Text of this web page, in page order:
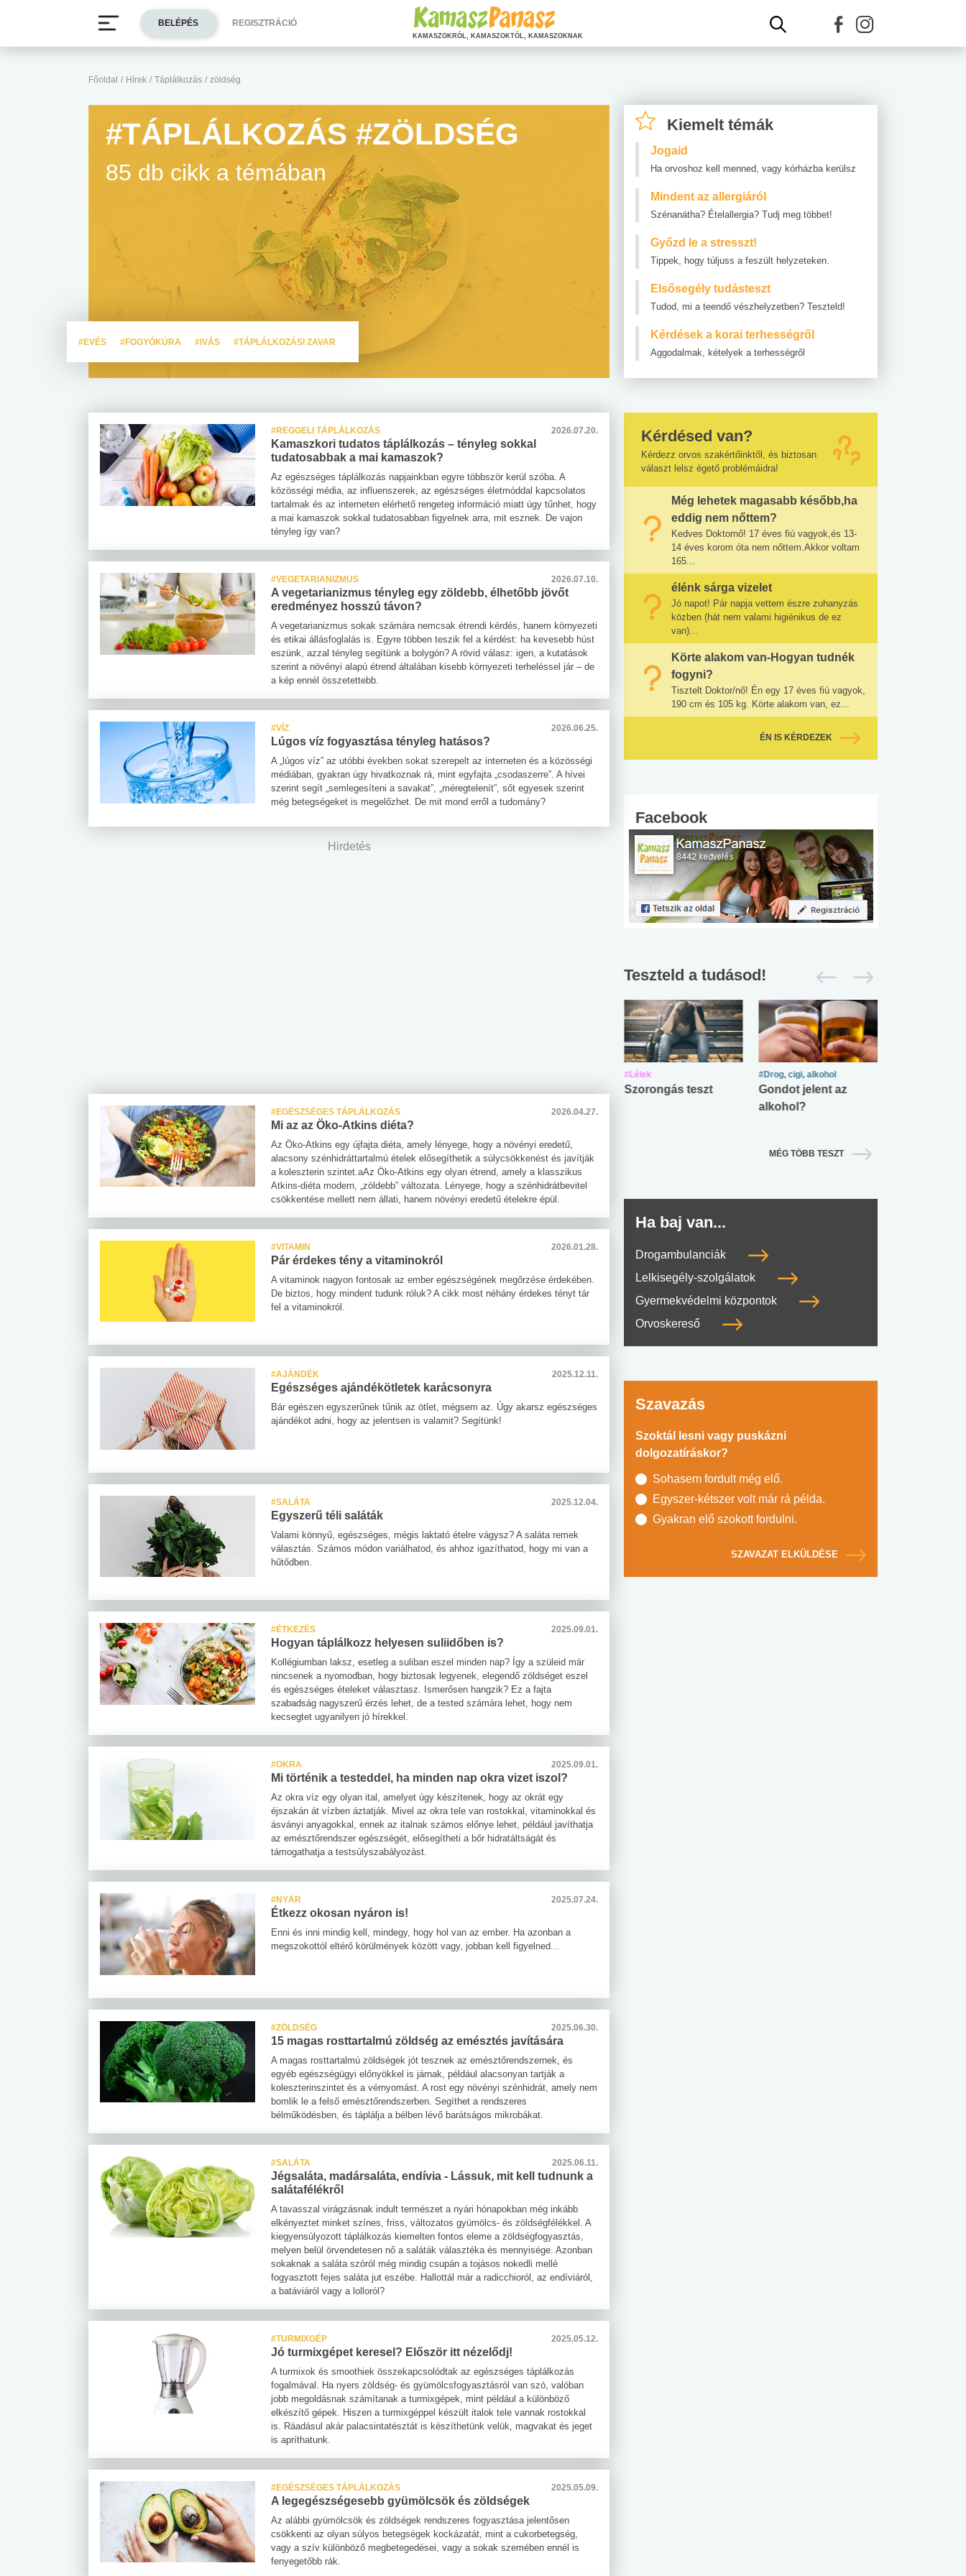
Főoldal / Hírek / Táplálkozás / zöldség
#TÁPLÁLKOZÁS #ZÖLDSÉG
85 db cikk a témában
#EVÉS #FOGYÓKÚRA #IVÁS #TÁPLÁLKOZÁSI ZAVAR
#REGGELI TÁPLÁLKOZÁS 2026.07.20.
Kamaszkori tudatos táplálkozás – tényleg sokkal
tudatosabbak a mai kamaszok?
Az egészséges táplálkozás napjainkban egyre többször kerül szóba. A
közösségi média, az influenszerek, az egészséges életmóddal kapcsolatos
tartalmak és az interneten elérhető rengeteg információ miatt úgy tűnhet, hogy
a mai kamaszok sokkal tudatosabban figyelnek arra, mit esznek. De vajon
tényleg így van?
#VEGETARIANIZMUS 2026.07.10.
A vegetarianizmus tényleg egy zöldebb, élhetőbb jövőt
eredményez hosszú távon?
A vegetarianizmus sokak számára nemcsak étrendi kérdés, hanem környezeti
és etikai állásfoglalás is. Egyre többen teszik fel a kérdést: ha kevesebb húst
eszünk, azzal tényleg segítünk a bolygón? A rövid válasz: igen, a kutatások
szerint a növényi alapú étrend általában kisebb környezeti terheléssel jár – de
a kép ennél összetettebb.
#VÍZ 2026.06.25.
Lúgos víz fogyasztása tényleg hatásos?
A „lúgos víz” az utóbbi években sokat szerepelt az interneten és a közösségi
médiában, gyakran úgy hivatkoznak rá, mint egyfajta „csodaszerre”. A hívei
szerint segít „semlegesíteni a savakat”, „méregtelenít”, sőt egyesek szerint
még betegségeket is megelőzhet. De mit mond erről a tudomány?
Hirdetés
#EGÉSZSÉGES TÁPLÁLKOZÁS 2026.04.27.
Mi az az Öko-Atkins diéta?
Az Öko-Atkins egy újfajta diéta, amely lényege, hogy a növényi eredetű,
alacsony szénhidráttartalmú ételek elősegíthetik a súlycsökkenést és javítják
a koleszterin szintet.aAz Öko-Atkins egy olyan étrend, amely a klasszikus
Atkins-diéta modern, „zöldebb” változata. Lényege, hogy a szénhidrátbevitel
csökkentése mellett nem állati, hanem növényi eredetű ételekre épül.
#VITAMIN 2026.01.28.
Pár érdekes tény a vitaminokról
A vitaminok nagyon fontosak az ember egészségének megőrzése érdekében.
De biztos, hogy mindent tudunk róluk? A cikk most néhány érdekes tényt tár
fel a vitaminokról.
#AJÁNDÉK 2025.12.11.
Egészséges ajándékötletek karácsonyra
Bár egészen egyszerűnek tűnik az ötlet, mégsem az. Úgy akarsz egészséges
ajándékot adni, hogy az jelentsen is valamit? Segítünk!
#SALÁTA 2025.12.04.
Egyszerű téli saláták
Valami könnyű, egészséges, mégis laktató ételre vágysz? A saláta remek
választás. Számos módon variálhatod, és ahhoz igazíthatod, hogy mi van a
hűtődben.
#ÉTKEZÉS 2025.09.01.
Hogyan táplálkozz helyesen suliidőben is?
Kollégiumban laksz, esetleg a suliban eszel minden nap? Így a szüleid már
nincsenek a nyomodban, hogy biztosak legyenek, elegendő zöldséget eszel
és egészséges ételeket választasz. Ismerősen hangzik? Ez a fajta
szabadság nagyszerű érzés lehet, de a tested számára lehet, hogy nem
kecsegtet ugyanilyen jó hírekkel.
#OKRA 2025.09.01.
Mi történik a testeddel, ha minden nap okra vizet iszol?
Az okra víz egy olyan ital, amelyet úgy készítenek, hogy az okrát egy
éjszakán át vízben áztatják. Mivel az okra tele van rostokkal, vitaminokkal és
ásványi anyagokkal, ennek az italnak számos előnye lehet, például javíthatja
az emésztőrendszer egészségét, elősegítheti a bőr hidratáltságát és
támogathatja a testsúlyszabályozást.
#NYÁR 2025.07.24.
Étkezz okosan nyáron is!
Enni és inni mindig kell, mindegy, hogy hol van az ember. Ha azonban a
megszokottól eltérő körülmények között vagy, jobban kell figyelned...
#ZÖLDSÉG 2025.06.30.
15 magas rosttartalmú zöldség az emésztés javítására
A magas rosttartalmú zöldségek jót tesznek az emésztőrendszernek, és
egyéb egészségügyi előnyökkel is járnak, például alacsonyan tartják a
koleszterinszintet és a vérnyomást. A rost egy növényi szénhidrát, amely nem
bomlik le a felső emésztőrendszerben. Segíthet a rendszeres
bélműködésben, és táplálja a bélben lévő barátságos mikrobákat.
#SALÁTA 2025.06.11.
Jégsaláta, madársaláta, endívia - Lássuk, mit kell tudnunk a
salátafélékről
A tavasszal virágzásnak indult természet a nyári hónapokban még inkább
elkényeztet minket színes, friss, változatos gyümölcs- és zöldségfélékkel. A
kiegyensúlyozott táplálkozás kiemelten fontos eleme a zöldségfogyasztás,
melyen belül örvendetesen nő a saláták választéka és mennyisége. Azonban
sokaknak a saláta szóról még mindig csupán a tojásos nokedli mellé
fogyasztott fejes saláta jut eszébe. Hallottál már a radicchioról, az endíviáról,
a batáviáról vagy a lolloról?
#TURMIXGÉP 2025.05.12.
Jó turmixgépet keresel? Először itt nézelődj!
A turmixok és smoothiek összekapcsolódtak az egészséges táplálkozás
fogalmával. Ha nyers zöldség- és gyümölcsfogyasztásról van szó, valóban
jobb megoldásnak számítanak a turmixgépek, mint például a különböző
elkészítő gépek. Hiszen a turmixgéppel készült italok tele vannak rostokkal
is. Ráadásul akár palacsintatésztát is készíthetünk velük, magvakat és jeget
is apríthatunk.
#EGÉSZSÉGES TÁPLÁLKOZÁS 2025.05.09.
A legegészségesebb gyümölcsök és zöldségek
Az alábbi gyümölcsök és zöldségek rendszeres fogyasztása jelentősen
csökkenti az olyan súlyos betegségek kockázatát, mint a cukorbetegség,
vagy a szív különböző megbetegedései, vagy a sokak szemében ennél is
fenyegetőbb rák.
Kiemelt témák
Jogaid
Ha orvoshoz kell menned, vagy kórházba kerülsz
Mindent az allergiáról
Szénanátha? Ételallergia? Tudj meg többet!
Győzd le a stresszt!
Tippek, hogy túljuss a feszült helyzeteken.
Elsősegély tudásteszt
Tudod, mi a teendő vészhelyzetben? Teszteld!
Kérdések a korai terhességről
Aggodalmak, kételyek a terhességről
Kérdésed van?
Kérdezz orvos szakértőinktől, és biztosan
választ lelsz égető problémáidra!
Még lehetek magasabb később,ha
eddig nem nőttem?
Kedves Doktornő! 17 éves fiú vagyok,és 13-
14 éves korom óta nem nőttem.Akkor voltam
165...
élénk sárga vizelet
Jó napot! Pár napja vettem észre zuhanyzás
közben (hát nem valami higiénikus de ez
van)...
Körte alakom van-Hogyan tudnék
fogyni?
Tisztelt Doktor/nő! Én egy 17 éves fiú vagyok,
190 cm és 105 kg. Körte alakom van, ez...
ÉN IS KÉRDEZEK
Facebook
Teszteld a tudásod!
lábnyomod?
tudásteszt
nyelvvizsga teszt -
No.42
#Lélek
Szorongás teszt
#Drog, cigi, alkohol
Gondot jelent az
alkohol?
MÉG TÖBB TESZT
Ha baj van...
Drogambulanciák
Lelkisegély-szolgálatok
Gyermekvédelmi központok
Orvoskereső
Szavazás
Szoktál lesni vagy puskázni
dolgozatíráskor?
Sohasem fordult még elő.
Egyszer-kétszer volt már rá példa.
Gyakran elő szokott fordulni.
SZAVAZAT ELKÜLDÉSE
BELÉPÉS REGISZTRÁCIÓ
KAMASZOKRÓL, KAMASZOKTÓL, KAMASZOKNAK